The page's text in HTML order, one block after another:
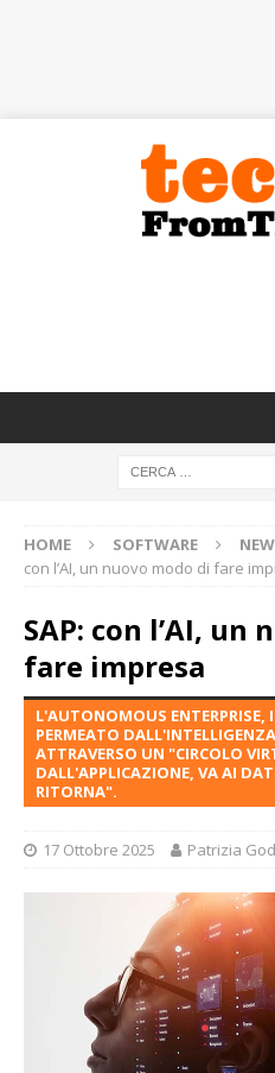
HOME SOFTWARE
con l’AI, un nuovo modo di fare
SAP: con l’AI, un
fare impresa
L'AUTONOMOUS ENTERPRISE,
PERMEATO
ATTRAVERSO UN "CIRCOLO
DALL'APPLICAZIONE, VA AI
RITORNA".
17 Ottobre 2025 Patrizia